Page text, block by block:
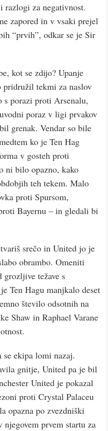
razlogi za negativnost.
zapored in v vsaki prejel
“prvih”, odkar se je Sir
kot se zdijo? Upanje
pridružil tekmi za naslov
s porazi proti Arsenalu,
poraz v ligi prvakov
grenak. Vendar so bile
ko je Ten Hag
v gosteh proti
ni bilo opazno, kako
teh tekem. Malo
proti Spursom,
Bayernu – in gledali bi
srečo in United jo je
obrambo. Omeniti
težave s
Ten Hagu manjkalo deset
število odsotnih na
Shaw in Raphael Varane
ekipa lomi nazaj.
gnitje, United pa je bil
United je pokazal
proti Crystal Palaceu
opazna po zvezdniški
njegovem prvem startu za